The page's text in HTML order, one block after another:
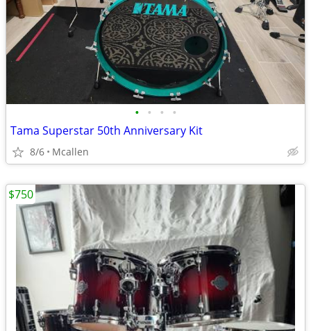
• • • •
Tama Superstar 50th Anniversary Kit
8/6 Mcallen
$750